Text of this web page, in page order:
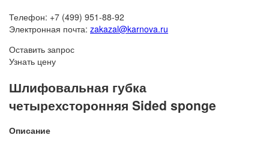
Телефон: +7 (499) 951-88-92
Электронная почта: zakazal@karnova.ru
Оставить запрос
Узнать цену
Шлифовальная губка
четырехсторонняя Sided sponge
Описание